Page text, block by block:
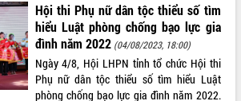
Hội thi Phụ nữ dân tộc thiểu số tìm
hiểu Luật phòng chống bạo lực gia
đình năm 2022 (04/08/2023, 18:00)
Ngày 4/8, Hội LHPN tỉnh tổ chức Hội thi
Phụ nữ dân tộc thiểu số tìm hiểu Luật
phòng chống bạo lực gia đình năm 2022.